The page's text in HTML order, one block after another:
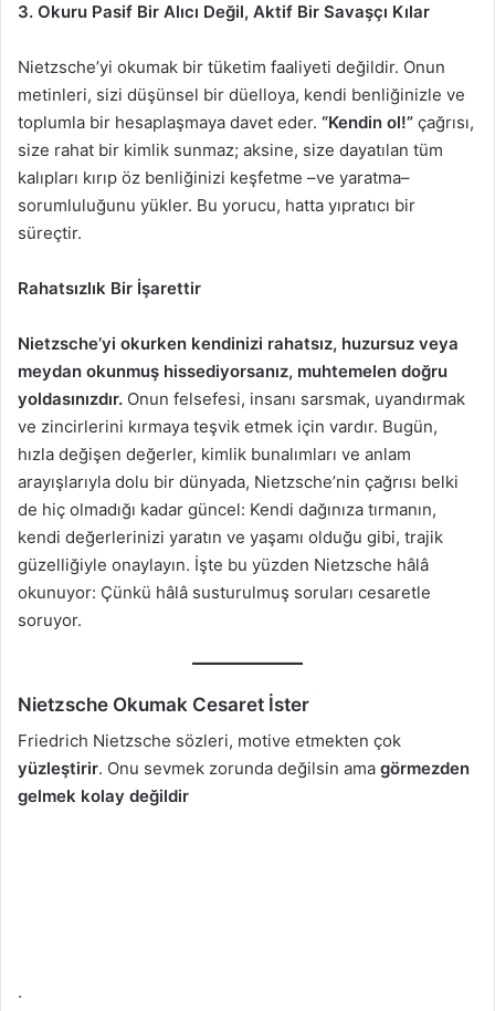
3. Okuru Pasif Bir Alıcı Değil, Aktif Bir Savaşçı Kılar
Nietzsche’yi okumak bir tüketim faaliyeti değildir. Onun
metinleri, sizi düşünsel bir düelloya, kendi benliğinizle ve
toplumla bir hesaplaşmaya davet eder. “Kendin ol!” çağrısı,
size rahat bir kimlik sunmaz; aksine, size dayatılan tüm
kalıpları kırıp öz benliğinizi keşfetme –ve yaratma–
sorumluluğunu yükler. Bu yorucu, hatta yıpratıcı bir
süreçtir.
Rahatsızlık Bir İşarettir
Nietzsche’yi okurken kendinizi rahatsız, huzursuz veya
meydan okunmuş hissediyorsanız, muhtemelen doğru
yoldasınızdır. Onun felsefesi, insanı sarsmak, uyandırmak
ve zincirlerini kırmaya teşvik etmek için vardır. Bugün,
hızla değişen değerler, kimlik bunalımları ve anlam
arayışlarıyla dolu bir dünyada, Nietzsche’nin çağrısı belki
de hiç olmadığı kadar güncel: Kendi dağınıza tırmanın,
kendi değerlerinizi yaratın ve yaşamı olduğu gibi, trajik
güzelliğiyle onaylayın. İşte bu yüzden Nietzsche hâlâ
okunuyor: Çünkü hâlâ susturulmuş soruları cesaretle
soruyor.
Nietzsche Okumak Cesaret İster
Friedrich Nietzsche sözleri, motive etmekten çok
yüzleştirir. Onu sevmek zorunda değilsin ama görmezden
gelmek kolay değildir
.